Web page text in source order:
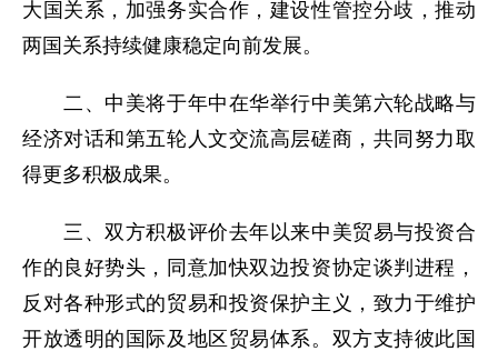
大国关系，加强务实合作，建设性管控分歧，推动
两国关系持续健康稳定向前发展。
二、中美将于年中在华举行中美第六轮战略与
经济对话和第五轮人文交流高层磋商，共同努力取
得更多积极成果。
三、双方积极评价去年以来中美贸易与投资合
作的良好势头，同意加快双边投资协定谈判进程，
反对各种形式的贸易和投资保护主义，致力于维护
开放透明的国际及地区贸易体系。双方支持彼此国